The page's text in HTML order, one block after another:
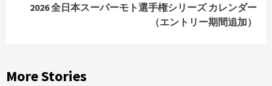
2026 全日本スーパーモト選手権シリーズ カレンダー
（エントリー期間追加）
More Stories